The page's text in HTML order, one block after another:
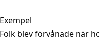
Exempel
Folk blev förvånade när